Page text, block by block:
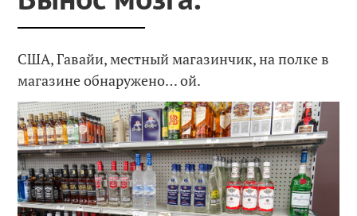
США, Гавайи, местный магазинчик, на полке в
магазине обнаружено… ой.